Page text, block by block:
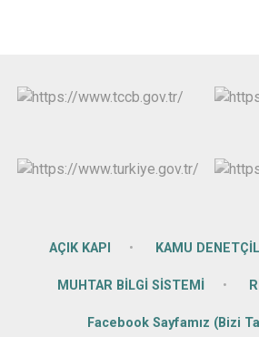
AÇIK KAPI KAMU
MUHTAR BİLGİ SİSTEMİ
Facebook Sayfamız (Bizi